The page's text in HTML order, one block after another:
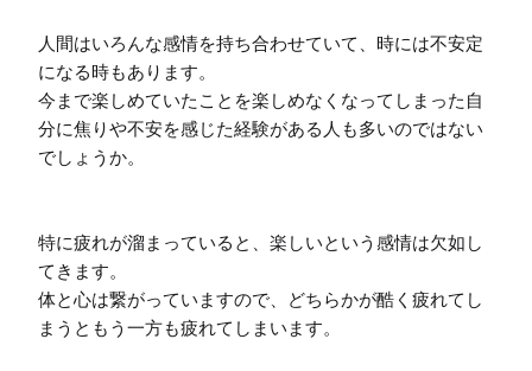
人間はいろんな感情を持ち合わせていて、時には不安定
になる時もあります。
今まで楽しめていたことを楽しめなくなってしまった自
分に焦りや不安を感じた経験がある人も多いのではない
でしょうか。
特に疲れが溜まっていると、楽しいという感情は欠如し
てきます。
体と心は繋がっていますので、どちらかが酷く疲れてし
まうともう一方も疲れてしまいます。